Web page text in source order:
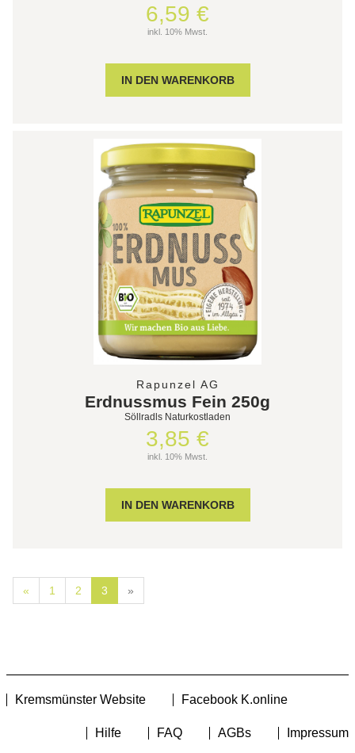
6,59 €
inkl. 10% Mwst.
Rapunzel AG
Erdnussmus Fein 250g
Söllradls Naturkostladen
3,85 €
inkl. 10% Mwst.
« 1 2 3 »
Kremsmünster Website Facebook K.online
Hilfe FAQ AGBs Impressum